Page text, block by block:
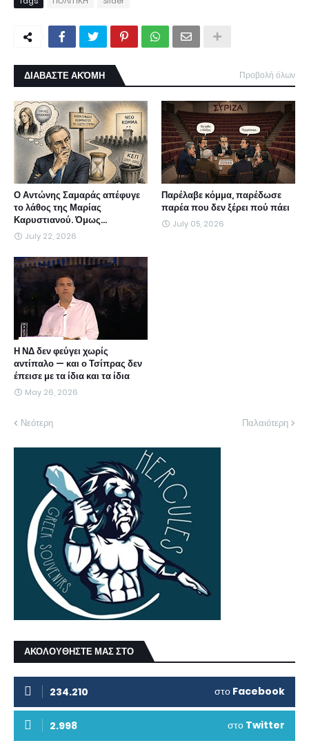
ΔΙΑΒΑΣΤΕ ΑΚΌΜΗ Προβολή όλων
Ο Αντώνης Σαμαράς απέφυγε
το λάθος της Μαρίας
Καρυστιανού. Όμως...
July 22, 2026
Παρέλαβε κόμμα, παρέδωσε
παρέα που δεν ξέρει πού πάει
July 05, 2026
Η ΝΔ δεν φεύγει χωρίς
αντίπαλο — και ο Τσίπρας δεν
έπεισε με τα ίδια και τα ίδια
May 26, 2026
Νεότερη Παλαιότερη
ΑΚΟΛΟΥΘΗΣΤΕ ΜΑΣ ΣΤΟ
234.210 στο Facebook
2.998 στο Twitter